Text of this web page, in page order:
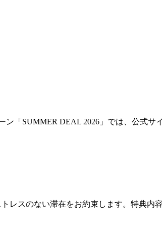
「SUMMER DEAL 2026」では、公式サ
レスのない滞在をお約束します。特典内